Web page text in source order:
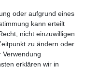
oder aufgrund eines
kann erteilt
nicht einzuwilligen
zu ändern oder
erklären wir in